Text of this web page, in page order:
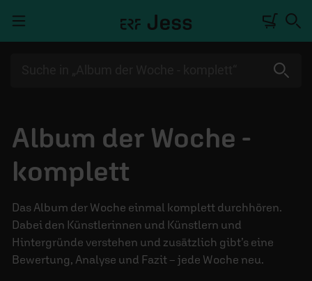
REPORTAGE
RADIO
PODCASTS
MITMACHEN
Album der Woche -
komplett
Das Album der Woche einmal komplett durchhören.
Dabei den Künstlerinnen und Künstlern und
Hintergründe verstehen und zusätzlich gibt’s eine
Bewertung, Analyse und Fazit – jede Woche neu.